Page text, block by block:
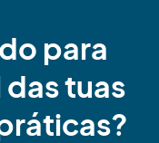
para
tuas